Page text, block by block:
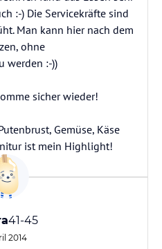
:-) Die Servicekräfte sind
Man kann hier nach dem
ohne
werden :-))
sicher wieder!
Gemüse, Käse
ist mein Highlight!
41-45
2014